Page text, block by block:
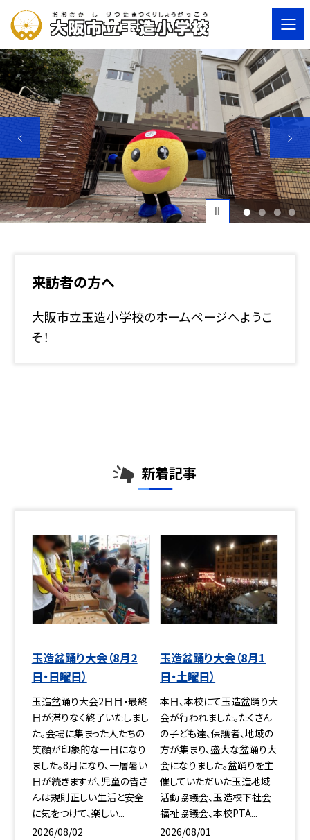
1 2 3 4
来訪者の方へ
大阪市立玉造小学校のホームページへようこ
そ！
新着記事
玉造盆踊り大会（8月2
日・日曜日）
玉造盆踊り大会2日目・最終
日が滞りなく終了いたしまし
た。会場に集まった人たちの
笑顔が印象的な一日になり
ました。8月になり、一層暑い
日が続きますが、児童の皆さ
んは規則正しい生活と安全
に気をつけて、楽しい...
2026/08/02
玉造盆踊り大会（8月1
日・土曜日）
本日、本校にて玉造盆踊り大
会が行われました。たくさん
の子ども達、保護者、地域の
方が集まり、盛大な盆踊り大
会になりました。盆踊りを主
催していただいた玉造地域
活動協議会、玉造校下社会
福祉協議会、本校PTA...
2026/08/01